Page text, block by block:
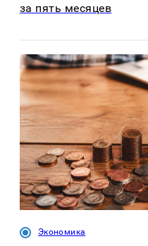
за пять месяцев
Экономика